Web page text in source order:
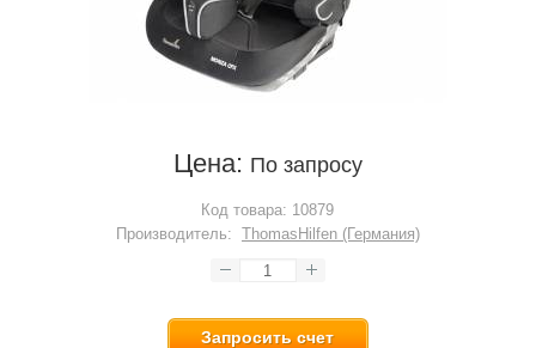
Цена: По запросу
Код товара: 10879
Производитель: ThomasHilfen (Германия)
Запросить счет